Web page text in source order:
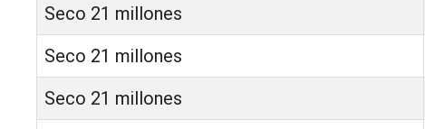
Seco 21 millones
Seco 21 millones
Seco 21 millones